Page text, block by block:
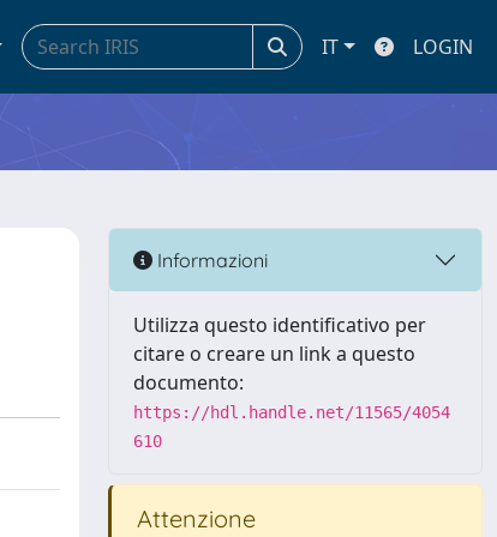
IT LOGIN
Informazioni
Utilizza questo identificativo per
citare o creare un link a questo
documento:
https://hdl.handle.net/11565/4054
610
Attenzione